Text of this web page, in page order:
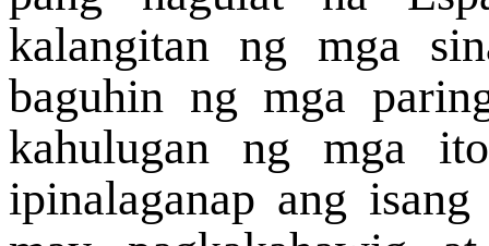
kalangitan ng mga
baguhin ng mga
kahulugan ng mga
ipinalaganap ang